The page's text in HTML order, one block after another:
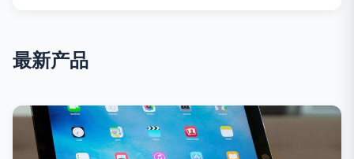
最新产品